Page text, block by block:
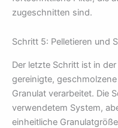
zugeschnitten sind.
Schritt 5: Pelletieren und
Der letzte Schritt ist in der
gereinigte,
Granulat verarbeitet. Die
verwendetem System,
einheitliche